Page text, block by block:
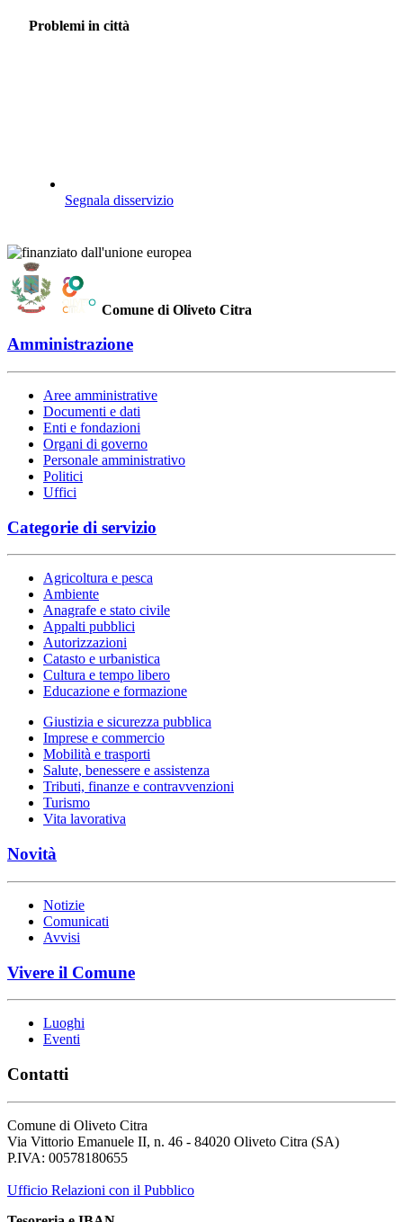
Problemi in città
Segnala disservizio
Comune di Oliveto Citra
Amministrazione
Aree amministrative
Documenti e dati
Enti e fondazioni
Organi di governo
Personale amministrativo
Politici
Uffici
Categorie di servizio
Agricoltura e pesca
Ambiente
Anagrafe e stato civile
Appalti pubblici
Autorizzazioni
Catasto e urbanistica
Cultura e tempo libero
Educazione e formazione
Giustizia e sicurezza pubblica
Imprese e commercio
Mobilità e trasporti
Salute, benessere e assistenza
Tributi, finanze e contravvenzioni
Turismo
Vita lavorativa
Novità
Notizie
Comunicati
Avvisi
Vivere il Comune
Luoghi
Eventi
Contatti
Comune di Oliveto Citra
Via Vittorio Emanuele II, n. 46 - 84020 Oliveto Citra (SA)
P.IVA: 00578180655
Ufficio Relazioni con il Pubblico